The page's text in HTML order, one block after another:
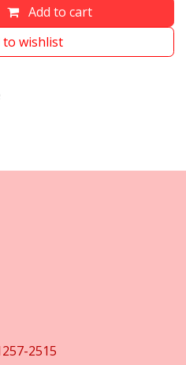
Add to cart
to wishlist
2515